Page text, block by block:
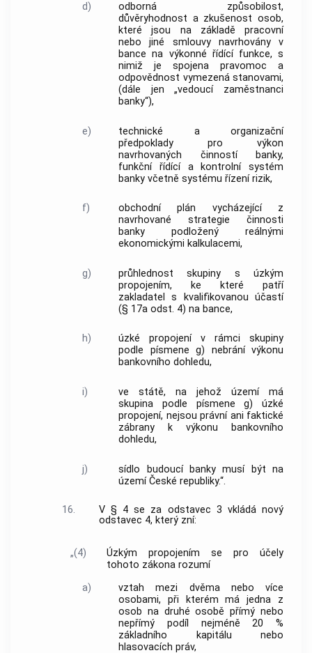
d)
odborná způsobilost,
důvěryhodnost a zkušenost osob,
které jsou na základě pracovní
nebo jiné smlouvy navrhovány v
bance na výkonné řídící funkce, s
nimiž je spojena pravomoc a
odpovědnost vymezená stanovami,
(dále jen „vedoucí zaměstnanci
banky“),
e)
technické a organizační
předpoklady pro výkon
navrhovaných činností banky,
funkční řídící a kontrolní systém
banky včetně systému řízení rizik,
f)
obchodní plán vycházející z
navrhované strategie činnosti
banky podložený reálnými
ekonomickými kalkulacemi,
g)
průhlednost skupiny s úzkým
propojením, ke které patří
zakladatel s kvalifikovanou účastí
(§ 17a odst. 4) na bance,
h)
úzké propojení v rámci skupiny
podle písmene g) nebrání výkonu
bankovního dohledu,
i)
ve státě, na jehož území má
skupina podle písmene g) úzké
propojení, nejsou právní ani faktické
zábrany k výkonu bankovního
dohledu,
j)
sídlo budoucí banky musí být na
území České republiky.“.
16.
V § 4 se za odstavec 3 vkládá nový
odstavec 4, který zní:
„(4)
Úzkým propojením se pro účely
tohoto zákona rozumí
a)
vztah mezi dvěma nebo více
osobami, při kterém má jedna z
osob na druhé osobě přímý nebo
nepřímý podíl nejméně 20 %
základního kapitálu nebo
hlasovacích práv,